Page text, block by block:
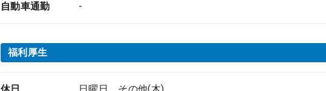
自動車通勤 -
福利厚生